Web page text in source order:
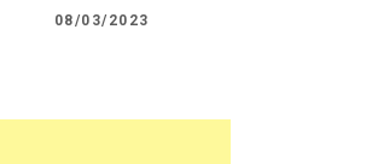
08/03/2023